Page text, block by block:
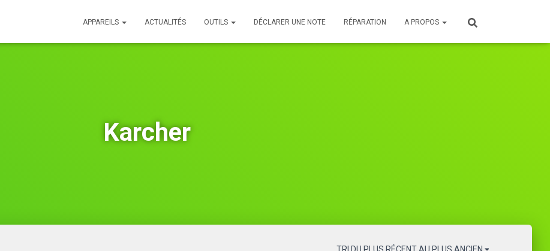
APPAREILS ACTUALITÉS OUTILS DÉCLARER UNE NOTE RÉPARATION A PROPOS
Karcher